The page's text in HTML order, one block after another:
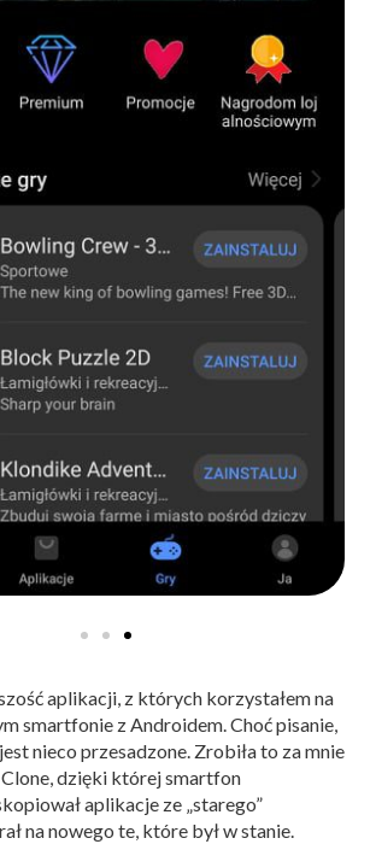
aplikacji, z których korzystałem na
smartfonie z Androidem. Choć pisanie,
nieco przesadzone. Zrobiła to za mnie
dzięki której smartfon
aplikacje ze „starego”
na nowego te, które był w stanie.